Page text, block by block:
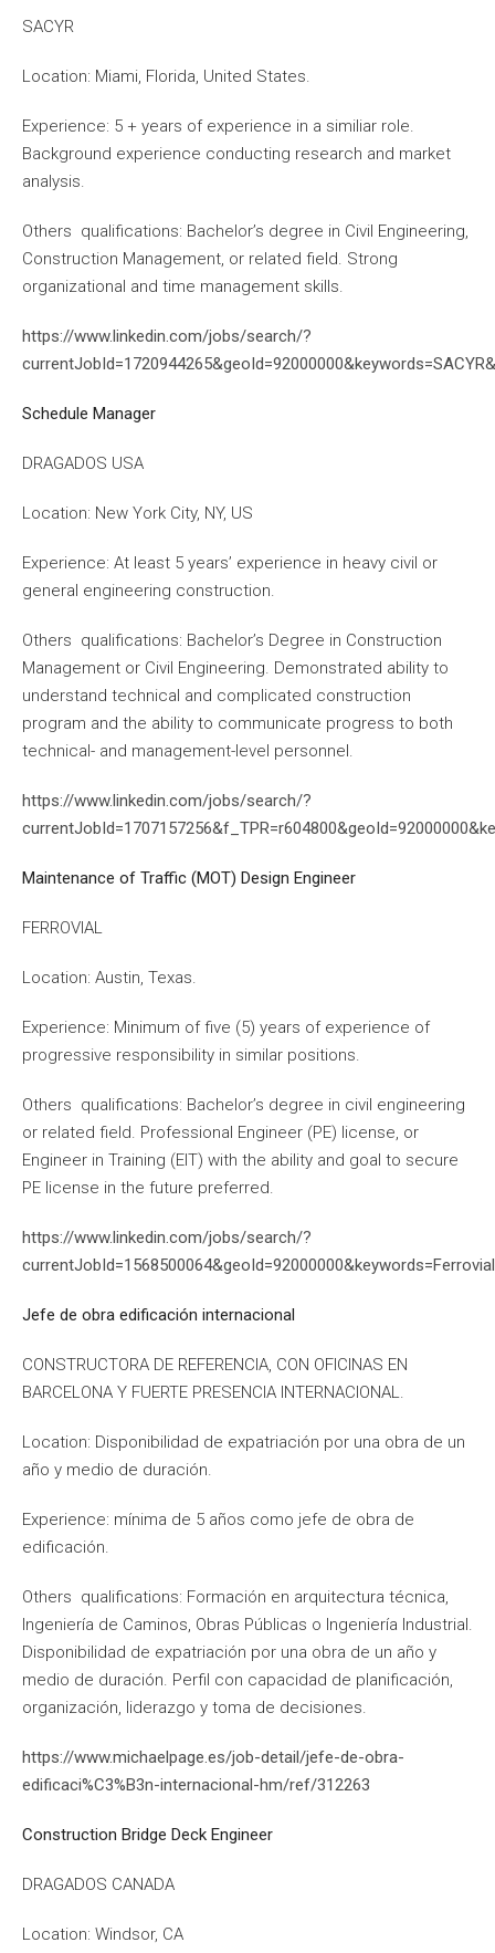
SACYR
Location: Miami, Florida, United States.
Experience: 5 + years of experience in a similiar role.
Background experience conducting research and market
analysis.
Others qualifications: Bachelor’s degree in Civil Engineering,
Construction Management, or related field. Strong
organizational and time management skills.
https://www.linkedin.com/jobs/search/?
Schedule Manager
DRAGADOS USA
Location: New York City, NY, US
Experience: At least 5 years’ experience in heavy civil or
general engineering construction.
Others qualifications: Bachelor’s Degree in Construction
Management or Civil Engineering. Demonstrated ability to
understand technical and complicated construction
program and the ability to communicate progress to both
technical- and management-level personnel.
https://www.linkedin.com/jobs/search/?
Maintenance of Traffic (MOT) Design Engineer
FERROVIAL
Location: Austin, Texas.
Experience: Minimum of five (5) years of experience of
progressive responsibility in similar positions.
Others qualifications: Bachelor’s degree in civil engineering
or related field. Professional Engineer (PE) license, or
Engineer in Training (EIT) with the ability and goal to secure
PE license in the future preferred.
https://www.linkedin.com/jobs/search/?
Jefe de obra edificación internacional
CONSTRUCTORA DE REFERENCIA, CON OFICINAS EN
BARCELONA Y FUERTE PRESENCIA INTERNACIONAL.
Location: Disponibilidad de expatriación por una obra de un
año y medio de duración.
Experience: mínima de 5 años como jefe de obra de
edificación.
Others qualifications: Formación en arquitectura técnica,
Ingeniería de Caminos, Obras Públicas o Ingeniería Industrial.
Disponibilidad de expatriación por una obra de un año y
medio de duración. Perfil con capacidad de planificación,
organización, liderazgo y toma de decisiones.
https://www.michaelpage.es/job-detail/jefe-de-obra-
edificaci%C3%B3n-internacional-hm/ref/312263
Construction Bridge Deck Engineer
DRAGADOS CANADA
Location: Windsor, CA